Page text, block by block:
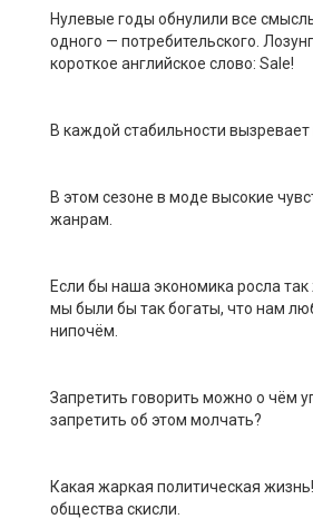
Нулевые годы обнулили все
одного — потребительского.
короткое английское слово: Sale!
В каждой стабильности вызревает
В этом сезоне в моде высокие
жанрам.
Если бы наша экономика росла
мы были бы так богаты, что нам
нипочём.
Запретить говорить можно о чём
запретить об этом молчать?
Какая жаркая политическая
общества скисли.